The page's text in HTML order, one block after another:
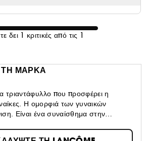
δει 1 κριτικές από τις 1
ΜΑΡΚΑ
τριαντάφυλλο που προσφέρει η
Η ομορφιά των γυναικών
Είναι ένα συναίσθημα στην
όλων των αισθήσεων, η
μεταξύ της καρδιάς, του